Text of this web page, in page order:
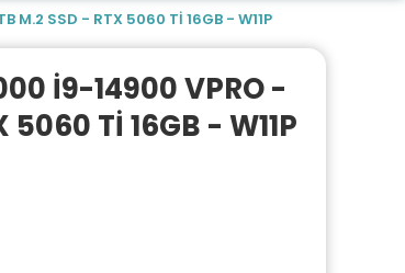
M.2 SSD - RTX 5060 Tİ 16GB - W11P
İ9-14900 VPRO -
Tİ 16GB - W11P